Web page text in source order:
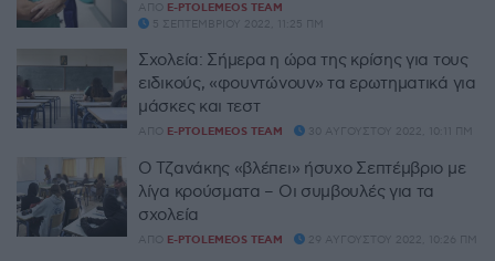
ΑΠΌ E-PTOLEMEOS TEAM
5 ΣΕΠΤΕΜΒΡΊΟΥ 2022, 11:25 ΠΜ
Σχολεία: Σήμερα η ώρα της κρίσης για τους
ειδικούς, «φουντώνουν» τα ερωτηματικά για
μάσκες και τεστ
ΑΠΌ E-PTOLEMEOS TEAM 30 ΑΥΓΟΎΣΤΟΥ 2022, 10:11 ΠΜ
Ο Τζανάκης «βλέπει» ήσυχο Σεπτέμβριο με
λίγα κρούσματα – Οι συμβουλές για τα
σχολεία
ΑΠΌ E-PTOLEMEOS TEAM 29 ΑΥΓΟΎΣΤΟΥ 2022, 10:26 ΠΜ